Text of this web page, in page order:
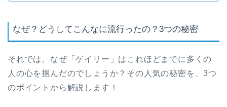
なぜ？どうしてこんなに流行ったの？3つの秘密
それでは、なぜ「ゲイリー」はこれほどまでに多くの
人の心を掴んだのでしょうか？その人気の秘密を、3つ
のポイントから解説します！